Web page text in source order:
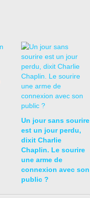
Un jour sans sourire
est un jour perdu,
dixit Charlie
Chaplin. Le sourire
une arme de
connexion avec son
public ?